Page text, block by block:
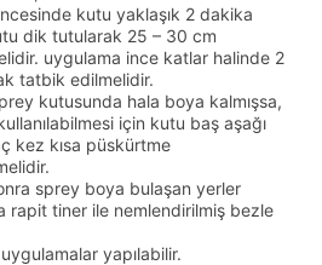
kutu yaklaşık 2 dakika
dik tutularak 25 – 30 cm
uygulama ince katlar halinde 2
tatbik edilmelidir.
kutusunda hala boya kalmışsa,
için kutu baş aşağı
kez kısa püskürtme
sprey boya bulaşan yerler
rapit tiner ile nemlendirilmiş bezle
yapılabilir.